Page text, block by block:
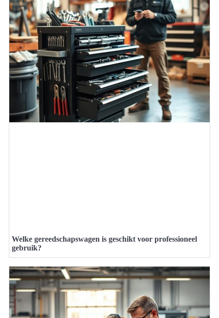
Welke gereedschapswagen is geschikt voor professioneel
gebruik?